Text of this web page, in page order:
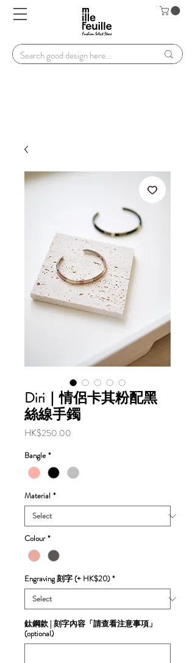
Diri｜情侶卡其粉配黑
絲線手鐲
HK$250.00
Bangle *
Material *
Colour *
Engraving 刻字 (+ HK$20) *
鈦鋼款 | 刻字內容「請查看注意事項」
(optional)